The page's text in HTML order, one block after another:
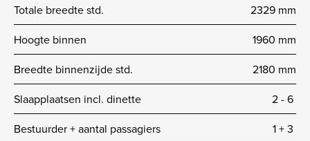
Totale breedte std.
2329 mm
Hoogte binnen
1960 mm
Breedte binnenzijde std.
2180 mm
Slaapplaatsen incl. dinette
2 -­ 6
Bestuurder + aantal passagiers
1 + 3